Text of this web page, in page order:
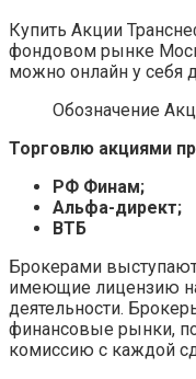
Купить Акции
фондовом рынке
можно онлайн у себя
Обозначение
Торговлю акциями
РФ Финам;
Альфа-директ;
ВТБ
Брокерами
имеющие лицензию
деятельности.
финансовые рынки,
комиссию с каждой